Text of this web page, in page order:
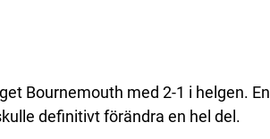
Bournemouth med 2-1 i helgen. En
definitivt förändra en hel del.